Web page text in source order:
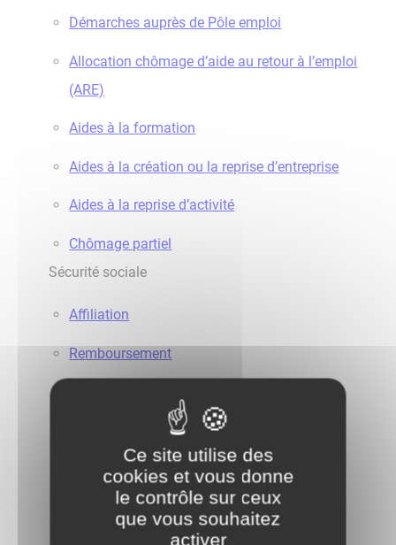
Démarches auprès de Pôle emploi
Allocation chômage d’aide au retour à l’emploi
(ARE)
Aides à la formation
Aides à la création ou la reprise d’entreprise
Aides à la reprise d’activité
Chômage partiel
Sécurité sociale
Affiliation
Remboursement
Assurance maladie d’un étranger en France
Assurance maladie et santé d’un Français à
l’étranger
Litiges avec la Sécurité sociale
Ce site utilise des
cookies et vous donne
le contrôle sur ceux
que vous souhaitez
activer